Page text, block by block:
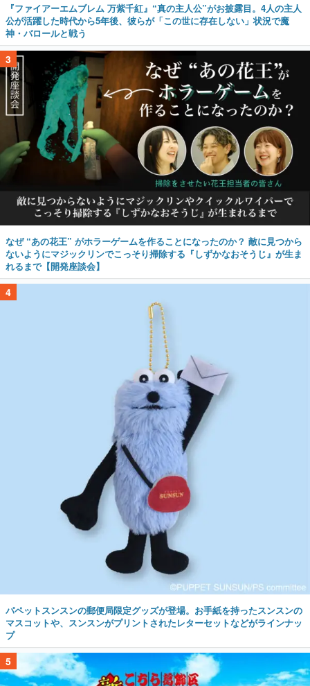
『ファイアーエムブレム 万紫千紅』“真の主人公”がお披露目。4人の主人
公が活躍した時代から5年後、彼らが「この世に存在しない」状況で魔
神・バロールと戦う
3
なぜ “あの花王” がホラーゲームを作ることになったのか？ 敵に見つから
ないようにマジックリンでこっそり掃除する『しずかなおそうじ』が生ま
れるまで【開発座談会】
4
パペットスンスンの郵便局限定グッズが登場。お手紙を持ったスンスンの
マスコットや、スンスンがプリントされたレターセットなどがラインナッ
プ
5